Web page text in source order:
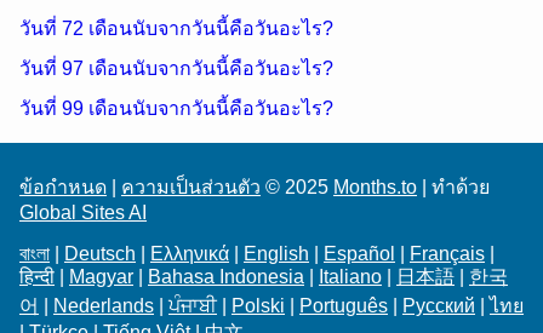
วันที่ 72 เดือนนับจากวันนี้คือวันอะไร?
วันที่ 97 เดือนนับจากวันนี้คือวันอะไร?
วันที่ 99 เดือนนับจากวันนี้คือวันอะไร?
ข้อกำหนด ความเป็นส่วนตัว © 2025 Months.to | ทำด้วย
Global Sites AI
বাংলা
Deutsch Ελληνικά English Español Français
हिन्दी
Magyar Bahasa Indonesia Italiano 日本語
한국
어
Nederlands |ਪੰਜਾਬੀ| Polski Português Русский |ไทย